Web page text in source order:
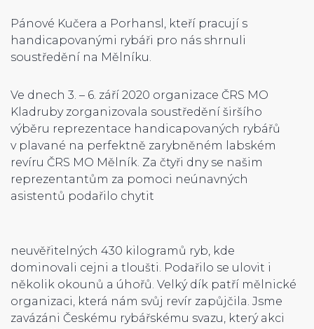
Pánové Kučera a Porhansl, kteří pracují s
handicapovanými rybáři pro nás shrnuli
soustředění na Mělníku.
Ve dnech 3. – 6. září 2020 organizace ČRS MO
Kladruby zorganizovala soustředění širšího
výběru reprezentace handicapovaných rybářů
v plavané na perfektně zarybněném labském
revíru ČRS MO Mělník. Za čtyři dny se našim
reprezentantům za pomoci neúnavných
asistentů podařilo chytit
neuvěřitelných 430 kilogramů ryb, kde
dominovali cejni a tloušti. Podařilo se ulovit i
několik okounů a úhořů. Velký dík patří mělnické
organizaci, která nám svůj revír zapůjčila. Jsme
zavázáni Českému rybářskému svazu, který akci